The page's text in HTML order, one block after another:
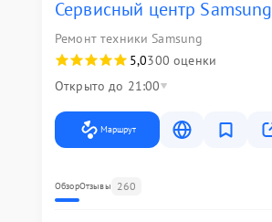
Сервисный центр Samsung
Ремонт техники Samsung
5,0300 оценки
Открыто до 21:00
Маршрут
ОбзорОтзывы 260